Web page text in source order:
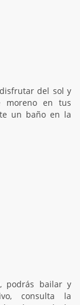
del sol y
moreno en tus
un baño en la
podrás bailar y
consulta la